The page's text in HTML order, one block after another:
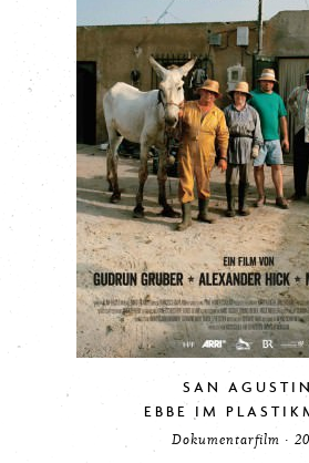
SAN AGUSTIN
EBBE IM
Dokumentarfilm ·